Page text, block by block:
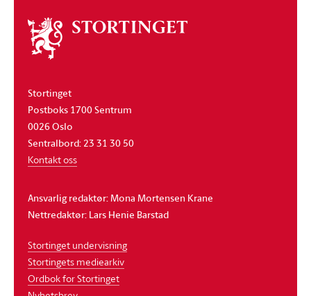
Om
stortinget
Stortinget
Postboks 1700 Sentrum
0026 Oslo
Sentralbord: 23 31 30 50
Kontakt oss
Ansvarlig redaktør: Mona Mortensen Krane
Nettredaktør: Lars Henie Barstad
Stortinget undervisning
Stortingets mediearkiv
Ordbok for Stortinget